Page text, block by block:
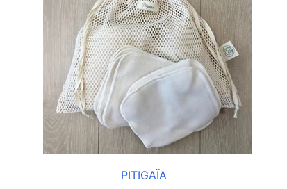
PITIGAÏA